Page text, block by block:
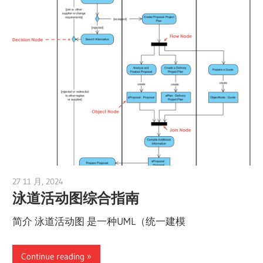
27 11 月, 2024
泳道活动图综合指南
简介 泳道活动图 是一种UML（统一建模
Continue reading